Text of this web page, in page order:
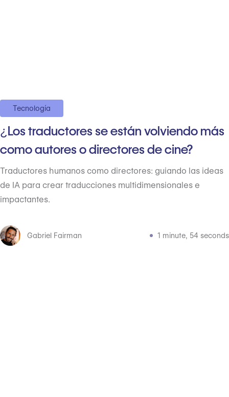
Tecnología
¿Los traductores se están volviendo más
como autores o directores de cine?
Traductores humanos como directores: guiando las ideas
de IA para crear traducciones multidimensionales e
impactantes.
Gabriel Fairman 1 minute, 54 seconds